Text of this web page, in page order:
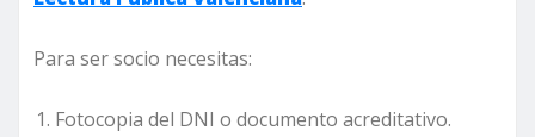
Para ser socio necesitas:
Fotocopia del DNI o documento acreditativo.